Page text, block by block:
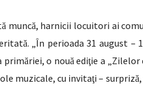
ă muncă, harnicii locuitori ai
ă. „În perioada 31 august –
primăriei, o nouăediţie a „Zilelor
muzicale, cu invitaţi – surpriză